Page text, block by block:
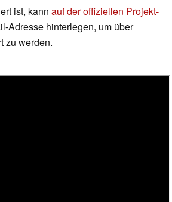
ist, kann auf der offiziellen Projekt-
Adresse hinterlegen, um über
zu werden.